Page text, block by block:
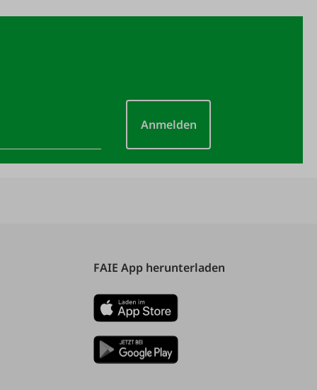
Anmelden
FAIE App herunterladen